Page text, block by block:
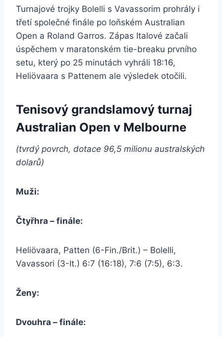
Turnajové trojky Bolelli s Vavassorim prohrály i
třetí společné finále po loňském Australian
Open a Roland Garros. Zápas Italové začali
úspěchem v maratonském tie-breaku prvního
setu, který po 25 minutách vyhráli 18:16,
Heliövaara s Pattenem ale výsledek otočili.
Tenisový grandslamový turnaj
Australian Open v Melbourne
(tvrdý povrch, dotace 96,5 milionu australských
dolarů)
Muži:
Čtyřhra – finále:
Heliövaara, Patten (6-Fin./Brit.) – Bolelli,
Vavassori (3-It.) 6:7 (16:18), 7:6 (7:5), 6:3.
Ženy:
Dvouhra – finále: